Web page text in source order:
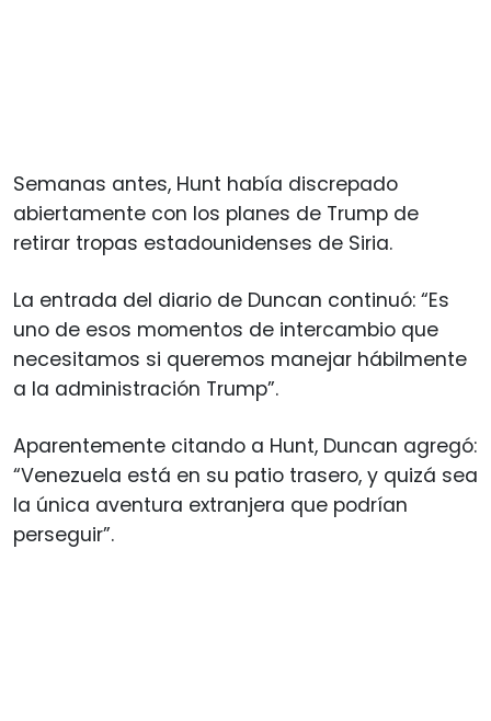
Semanas antes, Hunt había discrepado
abiertamente con los planes de Trump de
retirar tropas estadounidenses de Siria.
La entrada del diario de Duncan continuó: “Es
uno de esos momentos de intercambio que
necesitamos si queremos manejar hábilmente
a la administración Trump”.
Aparentemente citando a Hunt, Duncan agregó:
“Venezuela está en su patio trasero, y quizá sea
la única aventura extranjera que podrían
perseguir”.